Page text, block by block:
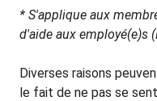
* S'applique aux
d'aide aux employé(e)s
Diverses raisons
le fait de ne pas se